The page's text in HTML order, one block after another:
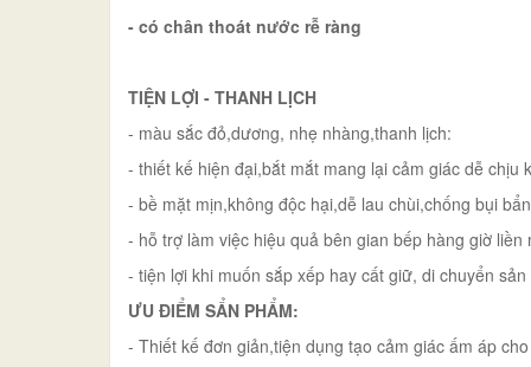
- có chân thoát nước rễ ràng
TIỆN LỢI - THANH LỊCH
- màu sắc đỏ,dương, nhẹ nhàng,thanh lịch:
- thiết kế hiện đại,bắt mắt mang lại cảm giác dễ chịu
- bề mặt mịn,không độc hại,dễ lau chùi,chống bụi
- hỗ trợ làm việc hiệu quả bên gian bếp hàng giờ
- tiện lợi khi muốn sắp xếp hay cất giữ, di chuyển sản
ƯU ĐIỂM SẨN PHẨM:
- Thiết kế đơn giản,tiện dụng tạo cảm giác ấm áp